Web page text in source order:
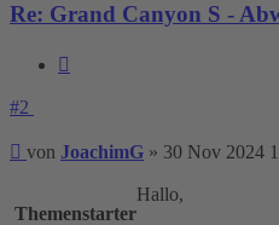
Re: Grand Canyon S -
#2
Beitrag
von JoachimG » 30 Nov 2024
Themenstarter
Hallo,